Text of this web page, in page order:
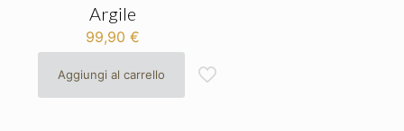
Argile
99,90 €
Aggiungi al carrello